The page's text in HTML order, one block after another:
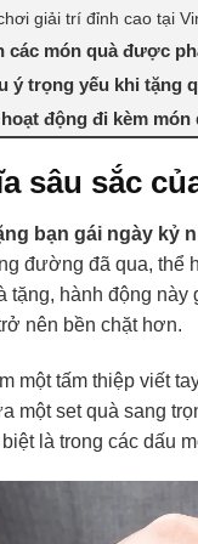
giải trí đỉnh cao tại
các món quà được
ý trọng yếu khi tặng
động đi kèm món
sâu sắc
bạn gái ngày kỷ
đường đã qua, thể
tặng, hành động này
nên bền chặt hơn.
một tấm thiệp viết
một set quà sang
là trong các dấu